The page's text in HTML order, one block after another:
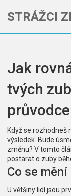
STRÁŽCI
Jak
tvých
průvodce
Když se rozhodneš
výsledek. Bude
změnu? V tomto
postarat o zuby
Co se mění
U většiny lidí jsou